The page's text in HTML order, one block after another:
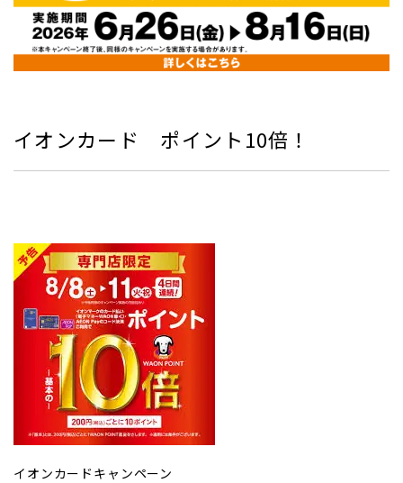
イオンカード ポイント10倍！
イオンカードキャンペーン